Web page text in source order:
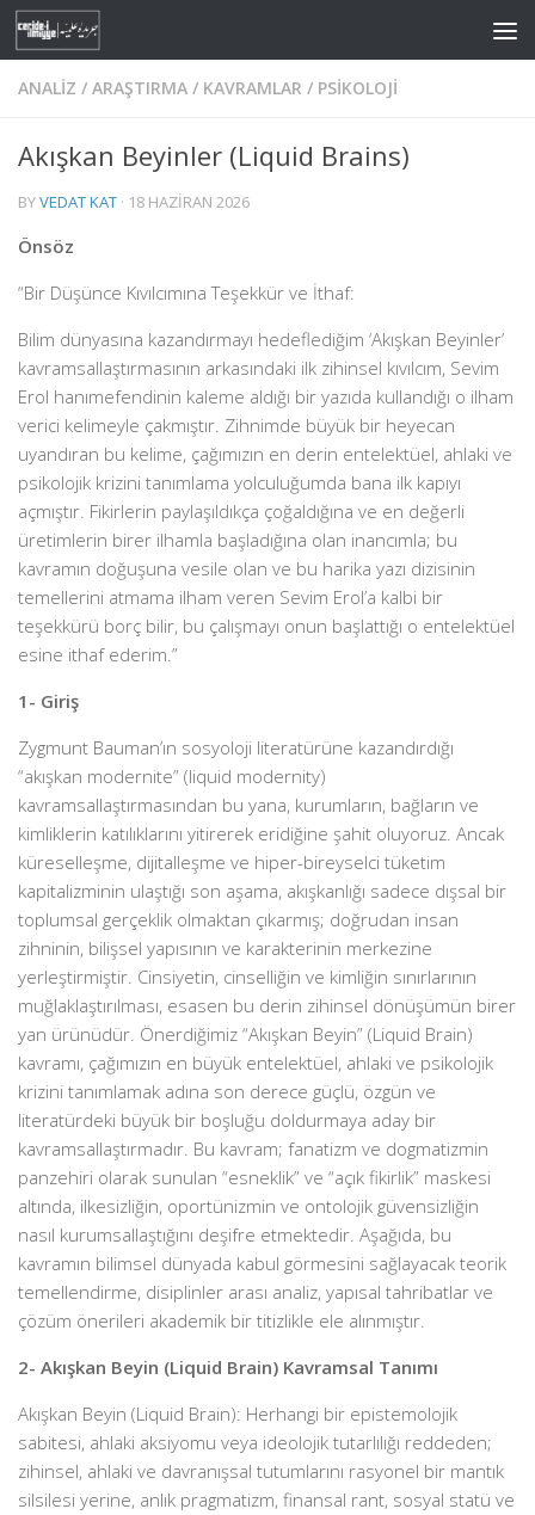
Skip to content
ANALIZ / ARAŞTIRMA / KAVRAMLAR / PSIKOLOJI
Akışkan Beyinler (Liquid Brains)
BYVEDAT KAT · 18 HAZIRAN 2026
Önsöz
“Bir Düşünce Kıvılcımına Teşekkür ve İthaf:
Bilim dünyasına kazandırmayı hedeflediğim ‘Akışkan Beyinler’
kavramsallaştırmasının arkasındaki ilk zihinsel kıvılcım, Sevim
Erol hanımefendinin kaleme aldığı bir yazıda kullandığı o ilham
verici kelimeyle çakmıştır. Zihnimde büyük bir heyecan
uyandıran bu kelime, çağımızın en derin entelektüel, ahlaki ve
psikolojik krizini tanımlama yolculuğumda bana ilk kapıyı
açmıştır. Fikirlerin paylaşıldıkça çoğaldığına ve en değerli
üretimlerin birer ilhamla başladığına olan inancımla; bu
kavramın doğuşuna vesile olan ve bu harika yazı dizisinin
temellerini atmama ilham veren Sevim Erol’a kalbi bir
teşekkürü borç bilir, bu çalışmayı onun başlattığı o entelektüel
esine ithaf ederim.”
1- Giriş
Zygmunt Bauman’ın sosyoloji literatürüne kazandırdığı
“akışkan modernite” (liquid modernity)
kavramsallaştırmasından bu yana, kurumların, bağların ve
kimliklerin katılıklarını yitirerek eridiğine şahit oluyoruz. Ancak
küreselleşme, dijitalleşme ve hiper-bireyselci tüketim
kapitalizminin ulaştığı son aşama, akışkanlığı sadece dışsal bir
toplumsal gerçeklik olmaktan çıkarmış; doğrudan insan
zihninin, bilişsel yapısının ve karakterinin merkezine
yerleştirmiştir. Cinsiyetin, cinselliğin ve kimliğin sınırlarının
muğlaklaştırılması, esasen bu derin zihinsel dönüşümün birer
yan ürünüdür. Önerdiğimiz “Akışkan Beyin” (Liquid Brain)
kavramı, çağımızın en büyük entelektüel, ahlaki ve psikolojik
krizini tanımlamak adına son derece güçlü, özgün ve
literatürdeki büyük bir boşluğu doldurmaya aday bir
kavramsallaştırmadır. Bu kavram; fanatizm ve dogmatizmin
panzehiri olarak sunulan “esneklik” ve “açık fikirlik” maskesi
altında, ilkesizliğin, oportünizmin ve ontolojik güvensizliğin
nasıl kurumsallaştığını deşifre etmektedir. Aşağıda, bu
kavramın bilimsel dünyada kabul görmesini sağlayacak teorik
temellendirme, disiplinler arası analiz, yapısal tahribatlar ve
çözüm önerileri akademik bir titizlikle ele alınmıştır.
2- Akışkan Beyin (Liquid Brain) Kavramsal Tanımı
Akışkan Beyin (Liquid Brain): Herhangi bir epistemolojik
sabitesi, ahlaki aksiyomu veya ideolojik tutarlılığı reddeden;
zihinsel, ahlaki ve davranışsal tutumlarını rasyonel bir mantık
silsilesi yerine, anlık pragmatizm, finansal rant, sosyal statü ve